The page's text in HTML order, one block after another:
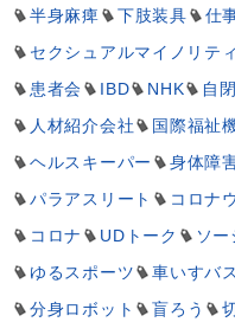
半身麻痺
下肢装具 仕
セクシュアルマイノリティ
患者会
IBD NHK 自
人材紹介会社
国際福祉
ヘルスキーパー
身体障
パラアスリート
コロナ
コロナ
UDトーク ソ
ゆるスポーツ
車いすバ
分身ロボット
盲ろう